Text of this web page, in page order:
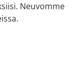
Neuvomme